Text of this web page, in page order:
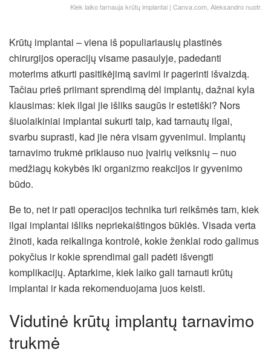
Kiek laiko tarnauja krūtų implantai | Canva.com, Aleksandro nuotr.
Krūtų implantai – viena iš populiariausių plastinės
chirurgijos operacijų visame pasaulyje, padedanti
moterims atkurti pasitikėjimą savimi ir pagerinti išvaizdą.
Tačiau prieš priimant sprendimą dėl implantų, dažnai kyla
klausimas: kiek ilgai jie išliks saugūs ir estetiški? Nors
šiuolaikiniai implantai sukurti taip, kad tarnautų ilgai,
svarbu suprasti, kad jie nėra visam gyvenimui. Implantų
tarnavimo trukmė priklauso nuo įvairių veiksnių – nuo
medžiagų kokybės iki organizmo reakcijos ir gyvenimo
būdo.
Be to, net ir pati operacijos technika turi reikšmės tam, kiek
ilgai implantai išliks nepriekaištingos būklės. Visada verta
žinoti, kada reikalinga kontrolė, kokie ženklai rodo galimus
pokyčius ir kokie sprendimai gali padėti išvengti
komplikacijų. Aptarkime, kiek laiko gali tarnauti krūtų
implantai ir kada rekomenduojama juos keisti.
Vidutinė krūtų implantų tarnavimo
trukmė